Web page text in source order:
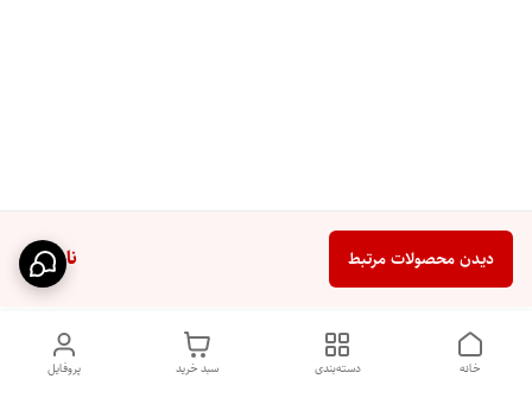
ناموجود دیدن محصولات مرتبط
پروفایل سبد خرید دسته‌بندی خانه